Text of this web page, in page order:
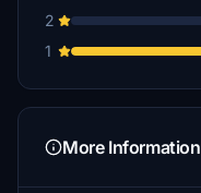
2
1
More Information